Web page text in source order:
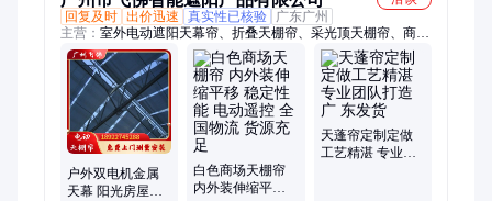
回复及时 出价迅速 真实性已核验
广东广州
主营： 室外电动遮阳天幕帘、折叠天棚帘、采光顶天棚帘、商场
电动葫芦
户外双电机金属
天幕 阳光房屋顶
白色商场天棚帘
内外装伸缩平移
天蓬帘定制定做
工艺精湛 专业团